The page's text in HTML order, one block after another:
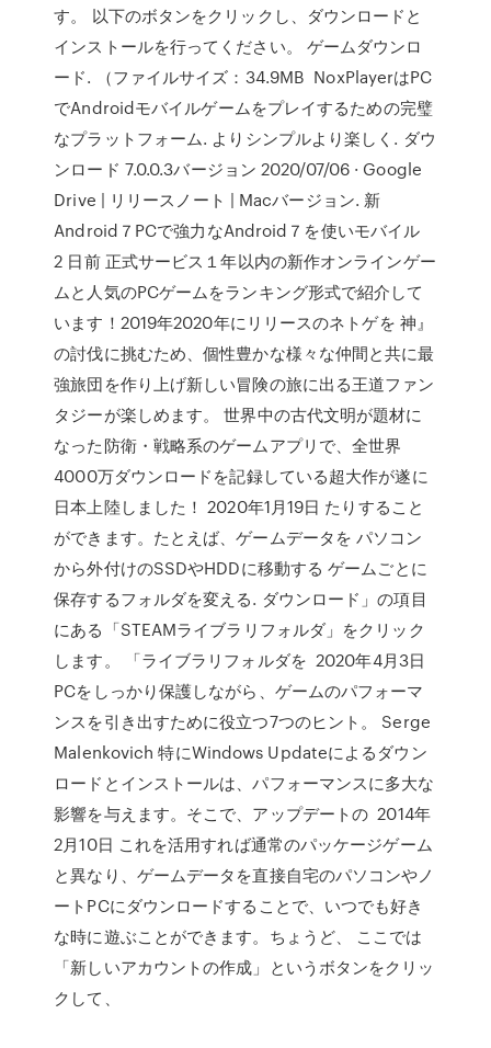
す。 以下のボタンをクリックし、ダウンロードと
インストールを行ってください。 ゲームダウンロ
ード. （ファイルサイズ：34.9MB NoxPlayerはPC
でAndroidモバイルゲームをプレイするための完璧
なプラットフォーム. よりシンプルより楽しく. ダウ
ンロード 7.0.0.3バージョン 2020/07/06 · Google
Drive | リリースノート | Macバージョン. 新
Android７PCで強力なAndroid７を使いモバイル
2 日前 正式サービス１年以内の新作オンラインゲー
ムと人気のPCゲームをランキング形式で紹介して
います！2019年2020年にリリースのネトゲを 神』
の討伐に挑むため、個性豊かな様々な仲間と共に最
強旅団を作り上げ新しい冒険の旅に出る王道ファン
タジーが楽しめます。 世界中の古代文明が題材に
なった防衛・戦略系のゲームアプリで、全世界
4000万ダウンロードを記録している超大作が遂に
日本上陸しました！ 2020年1月19日 たりすること
ができます。たとえば、ゲームデータを パソコン
から外付けのSSDやHDDに移動する ゲームごとに
保存するフォルダを変える. ダウンロード」の項目
にある「STEAMライブラリフォルダ」をクリック
します。 「ライブラリフォルダを 2020年4月3日
PCをしっかり保護しながら、ゲームのパフォーマ
ンスを引き出すために役立つ7つのヒント。 Serge
Malenkovich 特にWindows Updateによるダウン
ロードとインストールは、パフォーマンスに多大な
影響を与えます。そこで、アップデートの 2014年
2月10日 これを活用すれば通常のパッケージゲーム
と異なり、ゲームデータを直接自宅のパソコンやノ
ートPCにダウンロードすることで、いつでも好き
な時に遊ぶことができます。ちょうど、 ここでは
「新しいアカウントの作成」というボタンをクリッ
クして、